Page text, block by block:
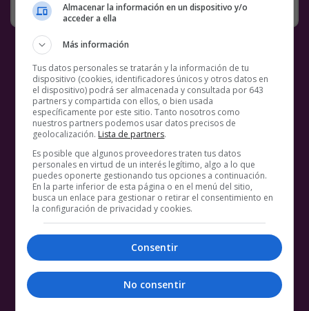
Almacenar la información en un dispositivo y/o
acceder a ella
Más información
Tus datos personales se tratarán y la información de tu
dispositivo (cookies, identificadores únicos y otros datos en
el dispositivo) podrá ser almacenada y consultada por 643
partners y compartida con ellos, o bien usada
específicamente por este sitio. Tanto nosotros como
nuestros partners podemos usar datos precisos de
geolocalización. Lista de partners.
Es posible que algunos proveedores traten tus datos
personales en virtud de un interés legítimo, algo a lo que
puedes oponerte gestionando tus opciones a continuación.
En la parte inferior de esta página o en el menú del sitio,
busca un enlace para gestionar o retirar el consentimiento en
la configuración de privacidad y cookies.
Consentir
No consentir